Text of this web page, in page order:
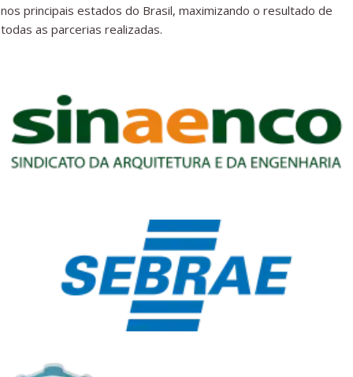
nos principais estados do Brasil, maximizando o resultado de
todas as parcerias realizadas.